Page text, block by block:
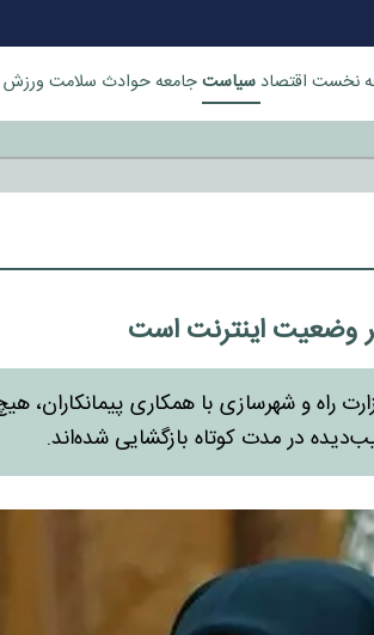
نخست اقتصاد سیاستجامعهحوادث سلامت ورزش
چین، روسیه و اروپا شکست خورد
وضعیت اینترنت است
و شهرسازی با همکاری پیمانکاران، هیچ
در مدت کوتاه بازگشایی شده‌اند.